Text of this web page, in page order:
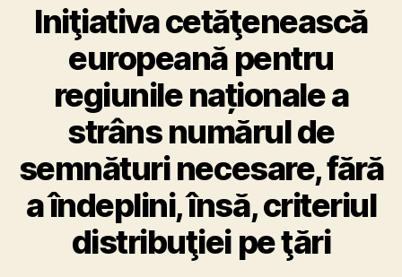
Iniţiativa cetăţenească
europeană pentru
regiunile naționale a
strâns numărul de
semnături necesare, fără
a îndeplini, însă, criteriul
distribuţiei pe ţări